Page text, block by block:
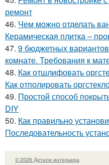
ремонт
46. Чем можно отделать
Керамическая плитка –
47. 9 бюджетных
комнате. Требования к
48. Как отшлифовать
Как отполировать
49. Простой способ
DIY
50. Как правильно
Последовательность
© 2026 Детали интерьера